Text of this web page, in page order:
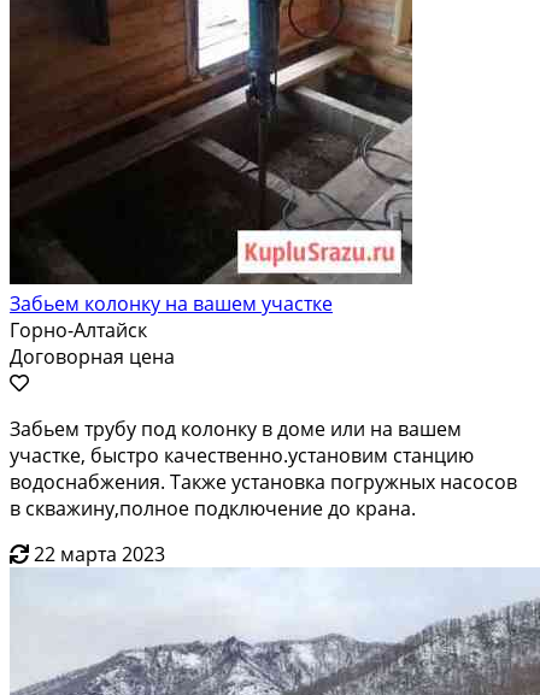
Забьем колонку на вашем участке
Горно-Алтайск
Договорная цена
Забьем трубу под колонку в доме или на вашем
участке, быстро качественно.установим станцию
водоснабжения. Также установка погружных насосов
в скважину,полное подключение до крана.
22 марта 2023